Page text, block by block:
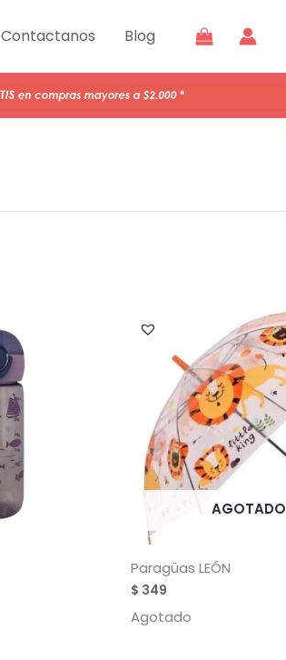
Contactanos Blog
AGOTADO
Paragüas LEÓN
$ 349
Agotado